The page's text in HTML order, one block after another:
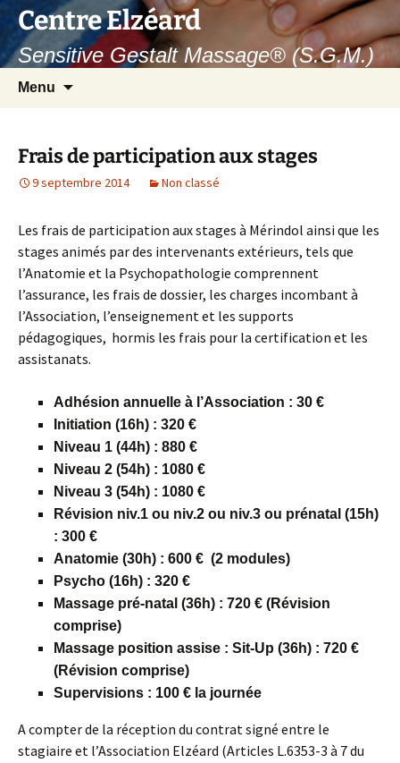
Aller
contenu
Centre Elzéard
Sensitive Gestalt Massage® (S.G.M.)
Menu
Frais de participation aux stages
9 septembre 2014 Non classé
Les frais de participation aux stages à Mérindol ainsi que les
stages animés par des intervenants extérieurs, tels que
l’Anatomie et la Psychopathologie comprennent
l’assurance, les frais de dossier, les charges incombant à
l’Association, l’enseignement et les supports
pédagogiques, hormis les frais pour la certification et les
assistanats.
Adhésion annuelle à l’Association : 30 €
Initiation (16h) : 320 €
Niveau 1 (44h) : 880 €
Niveau 2 (54h) : 1080 €
Niveau 3 (54h) : 1080 €
Révision niv.1 ou niv.2 ou niv.3 ou prénatal (15h)
: 300 €
Anatomie (30h) : 600 € (2 modules)
Psycho (16h) : 320 €
Massage pré-natal (36h) : 720 € (Révision
comprise)
Massage position assise : Sit-Up (36h) : 720 €
(Révision comprise)
Supervisions : 100 € la journée
A compter de la réception du contrat signé entre le
stagiaire et l’Association Elzéard (Articles L.6353-3 à 7 du